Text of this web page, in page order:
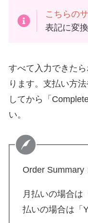
こちらの
表記に変
すべて入力できた
ります。支払い方
してから「
い。
Order Summary
月払いの場合は
払いの場合は「